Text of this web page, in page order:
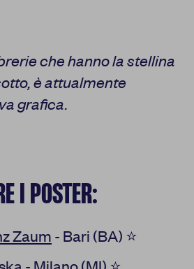
che hanno la stellina
è attualmente
grafica.
I POSTER:
Zaum - Bari (BA) ⭐